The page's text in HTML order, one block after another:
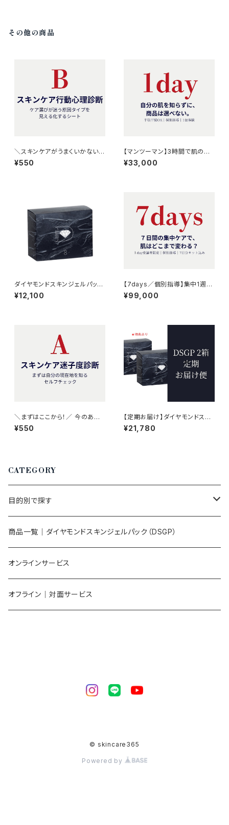
その他の商品
＼スキンケアがうまくいかない理
由は“肌”ではなく“思考”にあ
る？／ ケア迷いを生む原因タイ
¥550
【マンツーマン】3時間で肌の変
化を実感する オンラインスキン
ケア講座｜ダイヤモンドスキン
¥33,000
ダイヤモンドスキンジェルパック
(8包入)×1箱 弊社オリ
ジナル｜琉球粘土×炭酸ガスパ
¥12,100
【7days／個別指導】集中1週間
で肌はどこまで変わる？本気の
スキンケア体感講座｜トライア
¥99,000
＼まずはここから！／ 今のあな
たの“スキンケア迷子レベル”が
3分でわかるセルフ診断シート
¥550
【定期お届け】ダイヤモンドスキ
ンジェルパック8包入×2箱 弊
社オリジナル｜琉球粘土×炭酸
¥21,780
CATEGORY
目的別で探す
肌の調子を整えたい
自分の肌を理解して整えたい
肌を整える習慣をつくりたい
期間限定・地域限定｜キャンペーン
商品一覧｜ダイヤモンドスキンジェルパック（DSGP）
オンラインサービス
オフライン｜対面サービス
© skincare365
Powered by